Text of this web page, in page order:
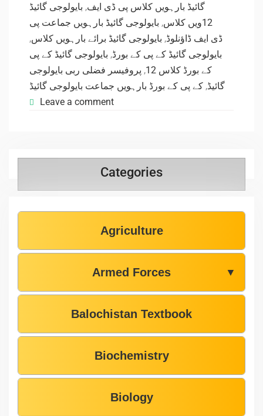
گائیڈ بارہویں کلاس پی ڈی ایف, بایولوجی گائیڈ
12ویں کلاس
, بایولوجی گائیڈ بارہویں جماعت پی
ڈی ایف ڈاؤنلوڈ, بایولوجی گائیڈ برائے بارہویں کلاس,
بایولوجی گائیڈ کے پی کے بورڈ, بایولوجی گائیڈ کے پی
کے بورڈ کلاس 12
, پروفیسر فضلی ربی بایولوجی
گائیڈ, کے پی کے بورڈ بارہویں جماعت بایولوجی گائیڈ
Leave a comment
Categories
Agriculture
Armed Forces ▼
Balochistan Textbook
Biochemistry
Biology